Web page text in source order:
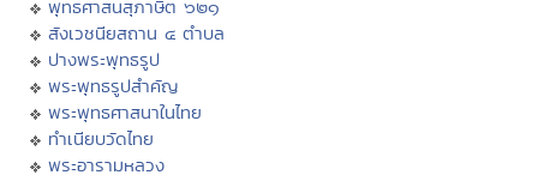
พุทธศาสนสุภาษิต ๖๒๑
สังเวชนียสถาน ๔ ตำบล
ปางพระพุทธรูป
พระพุทธรูปสำคัญ
พระพุทธศาสนาในไทย
ทำเนียบวัดไทย
พระอารามหลวง